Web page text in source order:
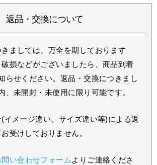
返品・交換について
ましては、万全を期しております
損などがございましたら、商品到着
らせください。返品・交換につきまし
、未開封・未使用に限り可能です。
イメージ違い、サイズ違い等)による返
受けしておりません。
問い合わせフォーム よりご連絡くださ